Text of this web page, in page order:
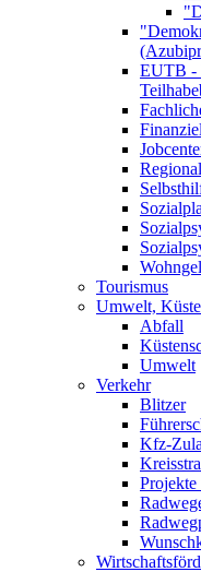
EUTB -
Tourismus
Umwelt,
Abfall
Umwelt
Verkehr
Blitzer
Kfz-
Projekte